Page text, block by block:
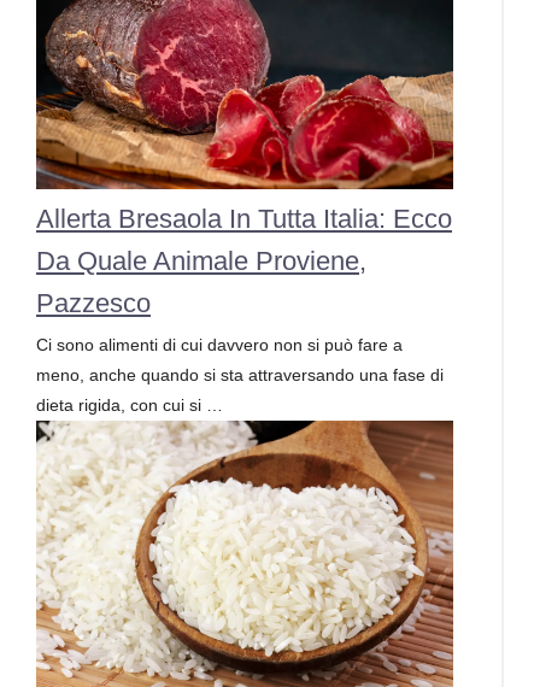
Allerta Bresaola In Tutta Italia: Ecco
Da Quale Animale Proviene,
Pazzesco
Ci sono alimenti di cui davvero non si può fare a
meno, anche quando si sta attraversando una fase di
dieta rigida, con cui si …